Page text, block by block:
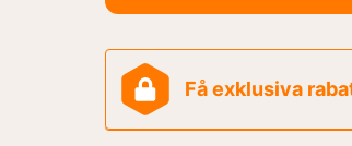
Få exklusiva